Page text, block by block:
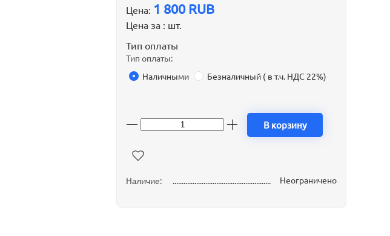
Цена: 1 800 RUB
Цена за : шт.
Тип оплаты
Тип оплаты:
Наличными
Безналичный ( в т.ч. НДС 22%)
В корзину
Наличие: Неограничено